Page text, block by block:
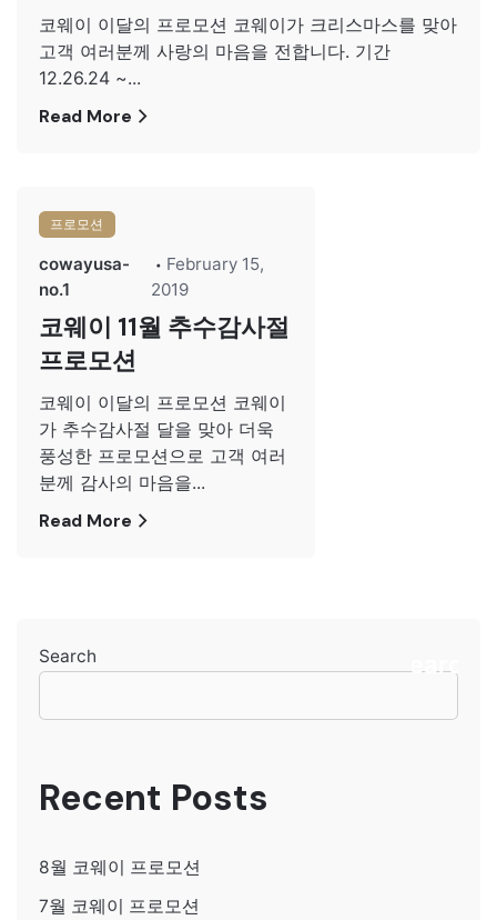
Search Search
Recent Posts
8월 코웨이 프로모션
7월 코웨이 프로모션
코웨이 이달의 프로모션 코웨이가 크리스마스를 맞아
고객 여러분께 사랑의 마음을 전합니다. 기간
12.26.24 ~...
Read More
프로모션
cowayusa-
no.1
February 15,
2019
코웨이 11월 추수감사절
프로모션
코웨이 이달의 프로모션 코웨이
가 추수감사절 달을 맞아 더욱
풍성한 프로모션으로 고객 여러
분께 감사의 마음을...
Read More